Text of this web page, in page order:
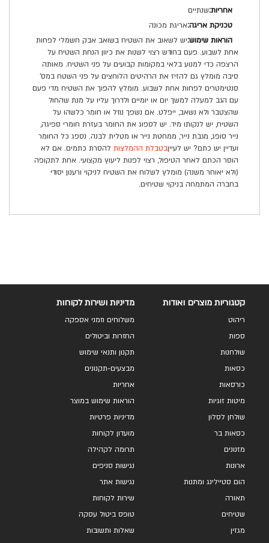
שנתיים
אריגת מכונה
יש לשאוב את השטיח בשואב אבק חשמלי לפחות
אחת לשבוע. פעם בחודש רצוי לשנות את כיוון הנחת השטיח על
הרצפה כדי למנוע בלאי במקומות קבועים על פני השטיח. מאותה
סיבה מומלץ גם להזיז את הרהיטים הלוחצים על פני השטח במס'
סנטימטרים לפחות אחת לשבוע. מומלץ להפוך את השטיח מדי פעם
עם הגב למעלה למשך יום או יומיים ולדרוך עליו על מנת שהחול
שהצטבר ולא נשאב, ייפלט. אם נשפך נוזל או חומר כלשהו על
השטיח, יש לנקותו מיד. יש לספוג את החומר בעזרת חומרי ספיגה,
נייר סופג, מגבת נייר, ממחטת נייר או מטלית לבנה. נספג כל החומר
ועדיין יש כתם? יש לעייןבטבלת ההמלצות להסרת כתמים. אם לא
הוסר הכתם לאחר הטיפול, רצוי לפנות ליעוץ מקצועי. אחת לתקופה
(ולא יאוחר משנה) מומלץ לשלוח את השטיח לניקוי ורענון יסודי
בחברה המתמחה בניקוי שטיחים.
קטגוריות מוצרים ואודות
ריהוט
ספות
שולחנות
כסאות
כורסאות
מיטות זוגיות
שולחן לסלון
כסאות בר
מזנונים
ארונות
הום סטיילינג ומתנות
תאורה
שטיחים
מגזין
מדיניות ושירות לקוחות
משלוחים וזמני אספקה
החזרות וביטולים
תקנון ותנאי שימוש
מבצעים-תקנונים
אחריות
הוראות שימוש במוצר
מדיניות פרטיות
מועדון לקוחות
תרומה לקהילה
נגישות סניפים
נגישות אתר
שירות לקוחות
טופס ביטול עסקה
שאלות ותשובות